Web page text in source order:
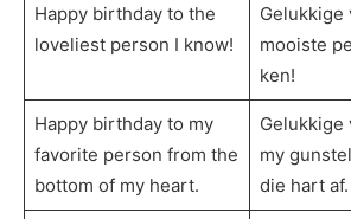
Happy birthday to the
loveliest person I know!
Gelukkige
mooiste
ken!
Happy birthday to my
favorite person from the
bottom of my heart.
Gelukkige
my
die hart af.